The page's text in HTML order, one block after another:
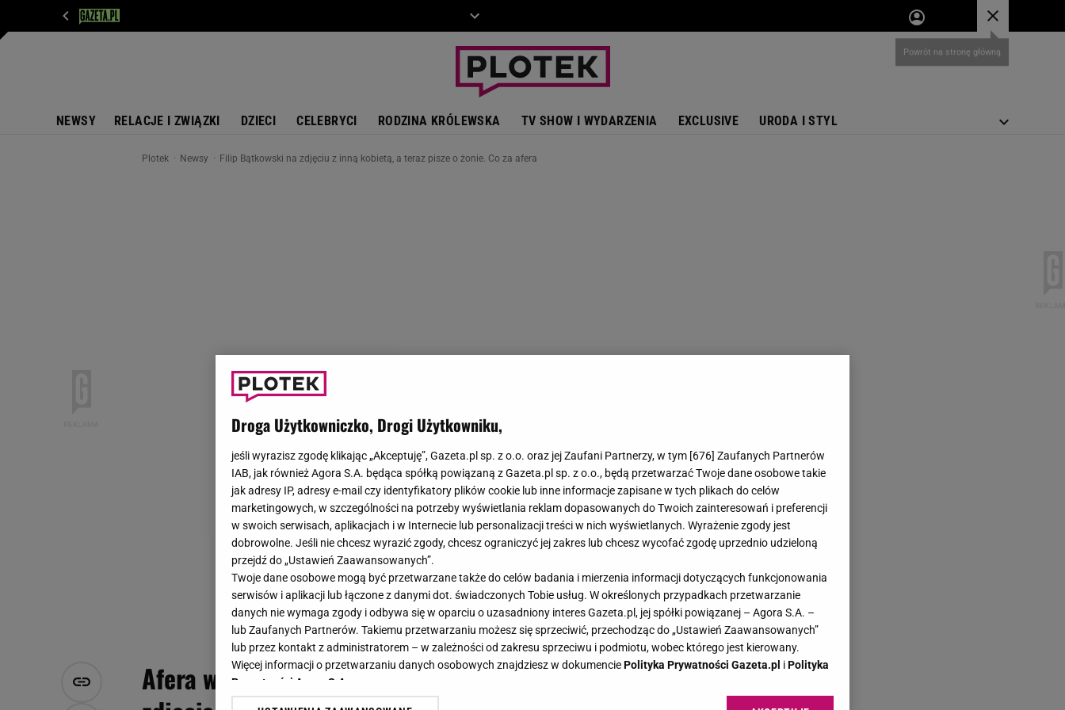
NEWSY RELACJE I ZWIĄZKI DZIECI CELEBRYCI RODZINA KRÓLEWSKA TV SHOW I WYDARZENIA EXCLUSIVE URODA I STYL
Plotek Newsy Filip Bątkowski na zdjęciu z inną kobietą, a teraz pisze o żonie. Co za afera
Afera w świecie freak fightów. Ciężarna żona dodała
Droga Użytkowniczko, Drogi Użytkowniku,
jeśli wyrazisz zgodę klikając „Akceptuję”, Gazeta.pl sp. z o.o. oraz jej Zaufani Partnerzy, w tym [676] Zaufanych Partnerów
IAB, jak również Agora S.A. będąca spółką powiązaną z Gazeta.pl sp. z o.o., będą przetwarzać Twoje dane osobowe takie
jak adresy IP, adresy e-mail czy identyfikatory plików cookie lub inne informacje zapisane w tych plikach do celów
marketingowych, w szczególności na potrzeby wyświetlania reklam dopasowanych do Twoich zainteresowań i preferencji
w swoich serwisach, aplikacjach i w Internecie lub personalizacji treści w nich wyświetlanych. Wyrażenie zgody jest
dobrowolne. Jeśli nie chcesz wyrazić zgody, chcesz ograniczyć jej zakres lub chcesz wycofać zgodę uprzednio udzieloną
przejdź do „Ustawień Zaawansowanych”.
Twoje dane osobowe mogą być przetwarzane także do celów badania i mierzenia informacji dotyczących funkcjonowania
serwisów i aplikacji lub łączone z danymi dot. świadczonych Tobie usług. W określonych przypadkach przetwarzanie
danych nie wymaga zgody i odbywa się w oparciu o uzasadniony interes Gazeta.pl, jej spółki powiązanej – Agora S.A. –
lub Zaufanych Partnerów. Takiemu przetwarzaniu możesz się sprzeciwić, przechodząc do „Ustawień Zaawansowanych”
lub przez kontakt z administratorem – w zależności od zakresu sprzeciwu i podmiotu, wobec którego jest kierowany.
Więcej informacji o przetwarzaniu danych osobowych znajdziesz w dokumenciePolityka Prywatności Gazeta.pl iPolityka
Prywatności Agora S.A.